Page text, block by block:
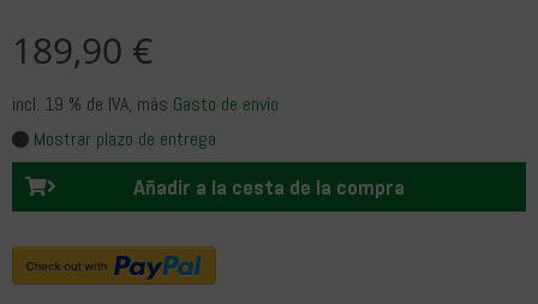
189,90 €
incl. 19 % de IVA, más Gasto de envío
Mostrar plazo de entrega
Añadir a la cesta de la compra